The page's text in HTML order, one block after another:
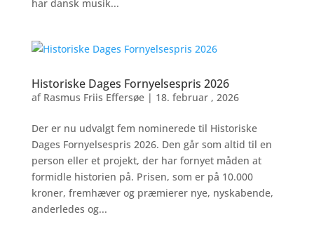
har dansk musik...
Historiske Dages Fornyelsespris 2026
af Rasmus Friis Effersøe| 18. februar , 2026
Der er nu udvalgt fem nominerede til Historiske
Dages Fornyelsespris 2026. Den går som altid til en
person eller et projekt, der har fornyet måden at
formidle historien på. Prisen, som er på 10.000
kroner, fremhæver og præmierer nye, nyskabende,
anderledes og...